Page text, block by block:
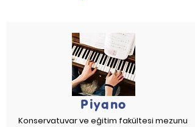
Piyano
Konservatuvar ve eğitim fakültesi mezunu